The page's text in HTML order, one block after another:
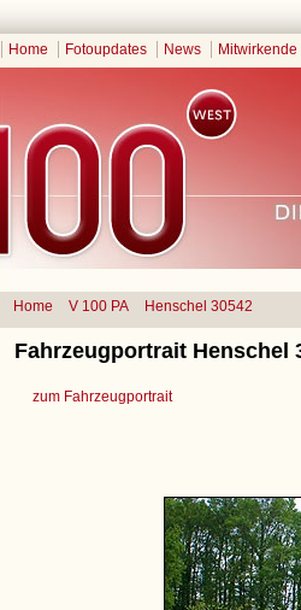
Home Fotoupdates News Mitwirkende
Home V 100 PA Henschel 30542
Fahrzeugportrait Henschel
zum Fahrzeugportrait